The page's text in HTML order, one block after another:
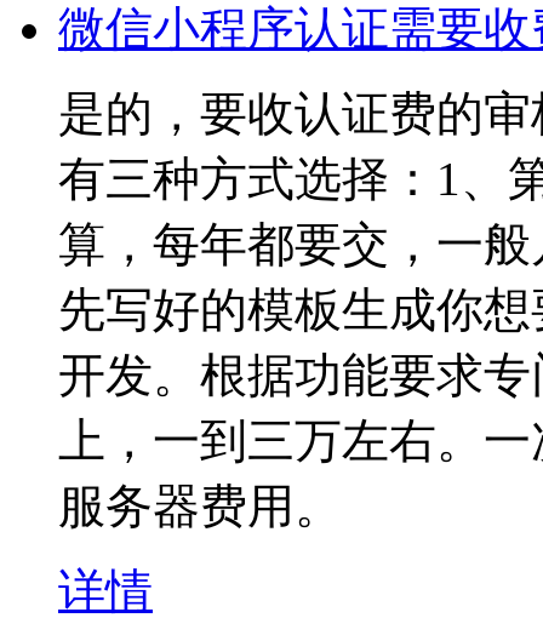
微信小程序认证需要收
是的，要收认证费的
有三种方式选择：1、
算，每年都要交，一
先写好的模板生成你
开发。根据功能要求
上，一到三万左右。
服务器费用。
详情